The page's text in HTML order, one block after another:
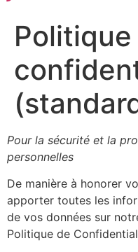
Politique
Pour la sécurité et la
personnelles
De manière à honorer
apporter toutes les
de vos données sur
Politique de